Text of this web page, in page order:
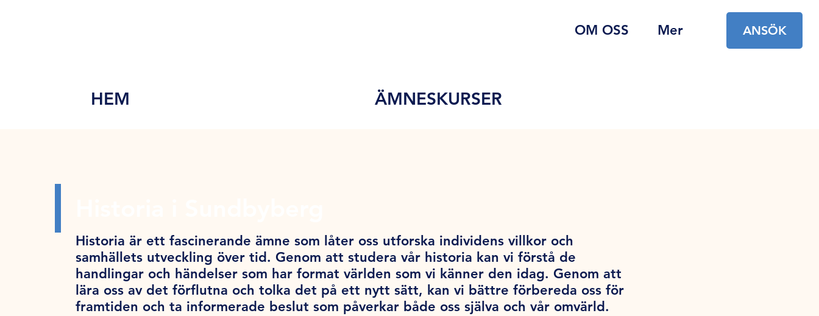
OM OSS Mer ANSÖK
HEM ÄMNESKURSER
Historia är ett fascinerande ämne som låter oss utforska individens villkor och
samhällets utveckling över tid. Genom att studera vår historia kan vi förstå de
handlingar och händelser som har format världen som vi känner den idag. Genom att
lära oss av det förflutna och tolka det på ett nytt sätt, kan vi bättre förbereda oss för
framtiden och ta informerade beslut som påverkar både oss själva och vår omvärld.